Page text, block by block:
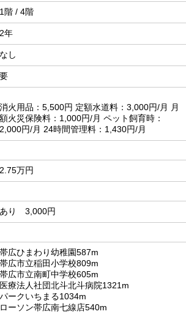
1階 / 4階
2年
なし
要
消火用品：5,500円 定額水道料：3,000円/月 月
額火災保険料：1,000円/月 ペット飼育時：
2,000円/月 24時間管理料：1,430円/月
2.75万円
あり 3,000円
帯広ひまわり幼稚園587m
帯広市立稲田小学校809m
帯広市立南町中学校605m
医療法人社団北斗北斗病院1321m
パークいちまる1034m
ローソン帯広南七線店540m